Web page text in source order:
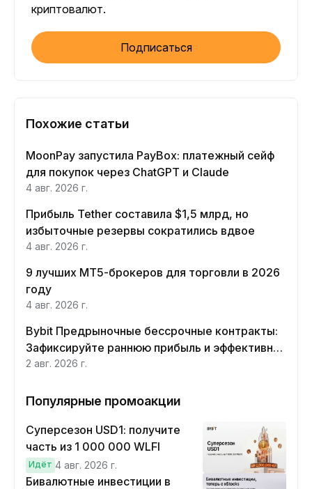
криптовалют.
Подписаться
Похожие статьи
MoonPay запустила PayBox: платежный сейф
для покупок через ChatGPT и Claude
4 авг. 2026 г.
Прибыль Tether составила $1,5 млрд, но
избыточные резервы сократились вдвое
4 авг. 2026 г.
9 лучших MT5-брокеров для торговли в 2026
году
4 авг. 2026 г.
Bybit Предрыночные бессрочные контракты:
Зафиксируйте раннюю прибыль и эффективно
хеджируйте
2 авг. 2026 г.
Популярные промоакции
Суперсезон USD1: получите
часть из 1 000 000 WLFI
Идёт 4 авг. 2026 г.
Бивалютные инвестиции в